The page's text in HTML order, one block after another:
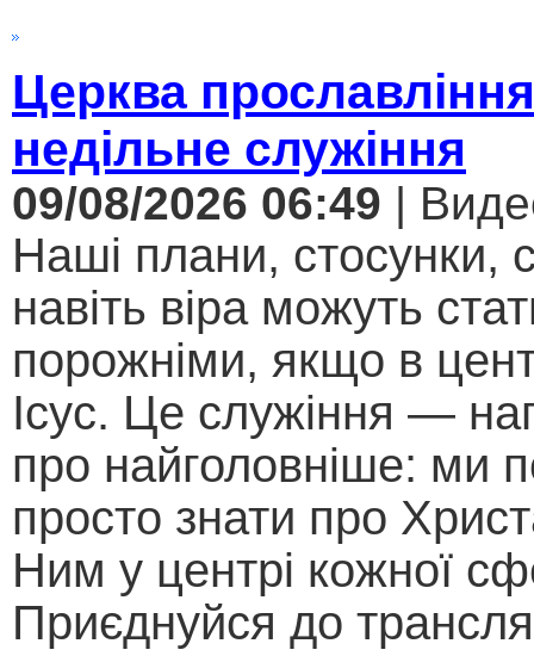
Церква
недільне служіння
09/08/2026 06:49 |
Наші плани, стосунки,
навіть віра можуть
порожніми, якщо в
Ісус. Це служіння —
про найголовніше: ми
просто знати про
Ним у центрі кожної
Приєднуйся до